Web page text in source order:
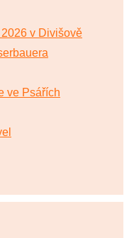
v Divišově
ve Psářích